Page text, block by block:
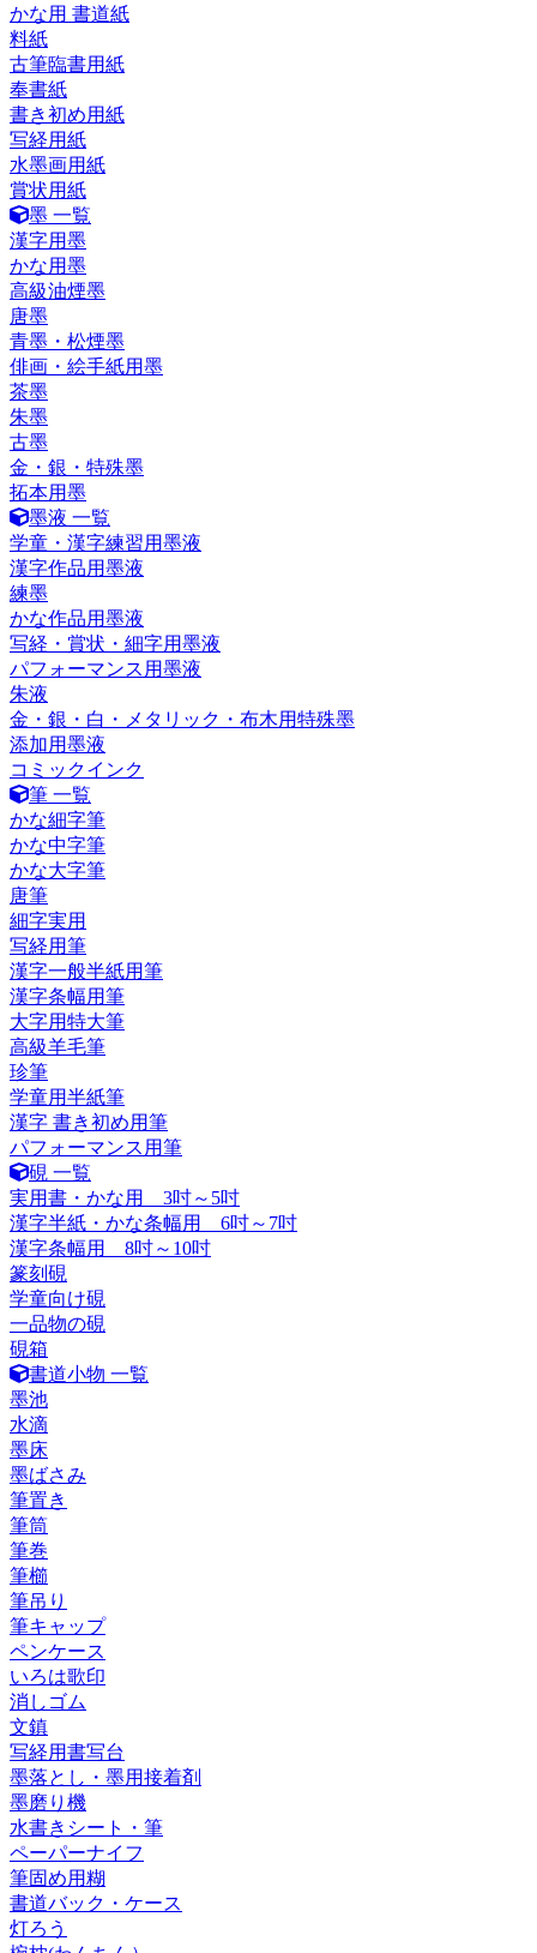
かな用 書道紙
料紙
古筆臨書用紙
奉書紙
書き初め用紙
写経用紙
水墨画用紙
賞状用紙
墨 一覧
漢字用墨
かな用墨
高級油煙墨
唐墨
青墨・松煙墨
俳画・絵手紙用墨
茶墨
朱墨
古墨
金・銀・特殊墨
拓本用墨
墨液 一覧
学童・漢字練習用墨液
漢字作品用墨液
練墨
かな作品用墨液
写経・賞状・細字用墨液
パフォーマンス用墨液
朱液
金・銀・白・メタリック・布木用特殊墨
添加用墨液
コミックインク
筆 一覧
かな細字筆
かな中字筆
かな大字筆
唐筆
細字実用
写経用筆
漢字一般半紙用筆
漢字条幅用筆
大字用特大筆
高級羊毛筆
珍筆
学童用半紙筆
漢字 書き初め用筆
パフォーマンス用筆
硯 一覧
実用書・かな用 3吋～5吋
漢字半紙・かな条幅用 6吋～7吋
漢字条幅用 8吋～10吋
篆刻硯
学童向け硯
一品物の硯
硯箱
書道小物 一覧
墨池
水滴
墨床
墨ばさみ
筆置き
筆筒
筆巻
筆櫛
筆吊り
筆キャップ
ペンケース
いろは歌印
消しゴム
文鎮
写経用書写台
墨落とし・墨用接着剤
墨磨り機
水書きシート・筆
ペーパーナイフ
筆固め用糊
書道バック・ケース
灯ろう